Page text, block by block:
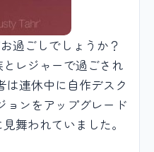
過ごしでしょうか？
レジャーで過ごされ
は連休中に自作デスク
ョンをアップグレード
舞われていました。